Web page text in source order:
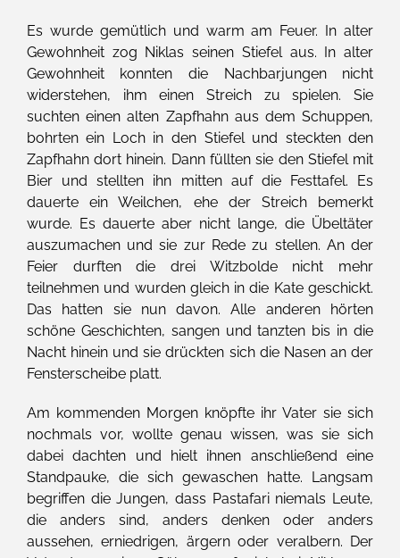
Es wurde gemütlich und warm am Feuer. In alter
Gewohnheit zog Niklas seinen Stiefel aus. In alter
Gewohnheit konnten die Nachbarjungen nicht
widerstehen, ihm einen Streich zu spielen. Sie
suchten einen alten Zapfhahn aus dem Schuppen,
bohrten ein Loch in den Stiefel und steckten den
Zapfhahn dort hinein. Dann füllten sie den Stiefel mit
Bier und stellten ihn mitten auf die Festtafel. Es
dauerte ein Weilchen, ehe der Streich bemerkt
wurde. Es dauerte aber nicht lange, die Übeltäter
auszumachen und sie zur Rede zu stellen. An der
Feier durften die drei Witzbolde nicht mehr
teilnehmen und wurden gleich in die Kate geschickt.
Das hatten sie nun davon. Alle anderen hörten
schöne Geschichten, sangen und tanzten bis in die
Nacht hinein und sie drückten sich die Nasen an der
Fensterscheibe platt.
Am kommenden Morgen knöpfte ihr Vater sie sich
nochmals vor, wollte genau wissen, was sie sich
dabei dachten und hielt ihnen anschließend eine
Standpauke, die sich gewaschen hatte. Langsam
begriffen die Jungen, dass Pastafari niemals Leute,
die anders sind, anders denken oder anders
aussehen, erniedrigen, ärgern oder veralbern. Der